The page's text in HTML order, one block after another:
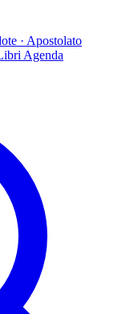
· Apostolato
Agenda